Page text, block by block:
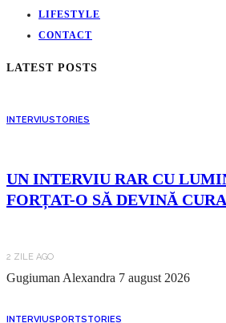
LIFESTYLE
CONTACT
LATEST POSTS
INTERVIUSTORIES
UN INTERVIU RAR CU
FORȚAT-O SĂ DEVINĂ
2 ZILE AGO
Gugiuman Alexandra 7 august 2026
INTERVIUSPORTSTORIES